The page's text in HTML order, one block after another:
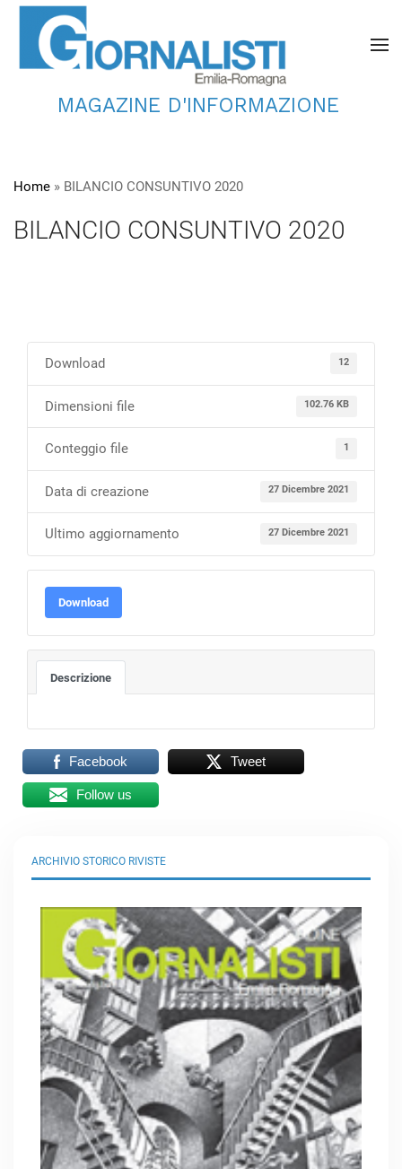
MAGAZINE D'INFORMAZIONE
Home » BILANCIO CONSUNTIVO 2020
BILANCIO CONSUNTIVO 2020
Download 12
Dimensioni file 102.76 KB
Conteggio file 1
Data di creazione 27 Dicembre 2021
Ultimo aggiornamento 27 Dicembre 2021
Download
Descrizione
Facebook Tweet
Follow us
ARCHIVIO STORICO RIVISTE